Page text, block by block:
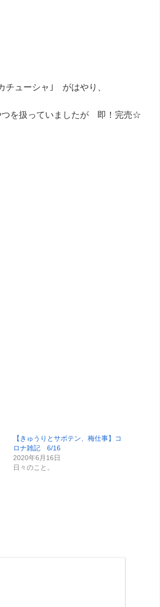
チューシャ｣ がはやり、
を扱っていましたが 即！完売☆
【きゅうりとサボテン、梅仕事】コ
ロナ雑記 6/16
2020年6月16日
日々のこと。